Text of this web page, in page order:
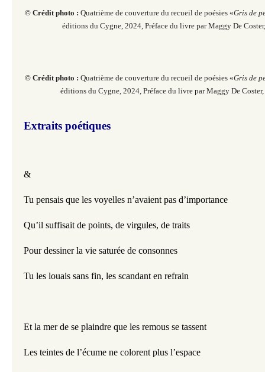
© Crédit photo : Quatrième de couverture du recueil de poésies «Gris de
éditions du Cygne, 2024, Préface du livre par Maggy De
© Crédit photo : Quatrième de couverture du recueil de poésies «Gris de
éditions du Cygne, 2024, Préface du livre par Maggy De
Extraits poétiques
&
Tu pensais que les voyelles n’avaient pas d’importance
Qu’il suffisait de points, de virgules, de traits
Pour dessiner la vie saturée de consonnes
Tu les louais sans fin, les scandant en refrain
Et la mer de se plaindre que les remous se tassent
Les teintes de l’écume ne colorent plus l’espace